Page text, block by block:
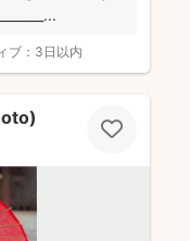
ブ： 3日以内